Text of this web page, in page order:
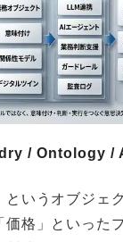
/ Ontology /
いうオブジェ
価格」といった